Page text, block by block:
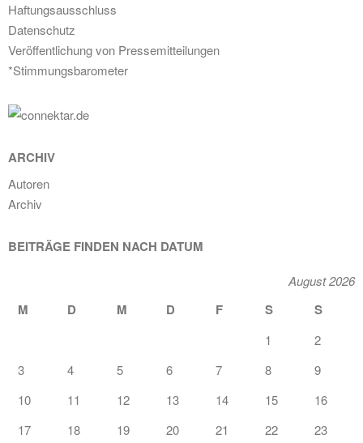
Haftungsausschluss
Datenschutz
Veröffentlichung von Pressemitteilungen
*Stimmungsbarometer
ARCHIV
Autoren
Archiv
BEITRÄGE FINDEN NACH DATUM
August 2026
M D M D F S S
1
2
3
4 5 6 7 8
9
10
11 12 13 14 15
16
17
18 19 20 21 22 23